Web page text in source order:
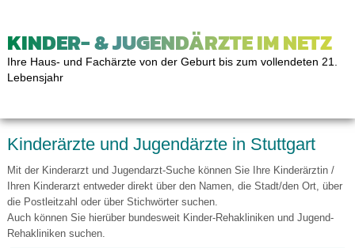
KINDER- & JUGENDÄRZTE IM NETZ
Ihre Haus- und Fachärzte von der Geburt bis zum vollendeten 21.
Lebensjahr
Kinderärzte und Jugendärzte in Stuttgart
Mit der Kinderarzt und Jugendarzt-Suche können Sie Ihre Kinderärztin /
Ihren Kinderarzt entweder direkt über den Namen, die Stadt/den Ort, über
die Postleitzahl oder über Stichwörter suchen.
Auch können Sie hierüber bundesweit Kinder-Rehakliniken und Jugend-
Rehakliniken suchen.